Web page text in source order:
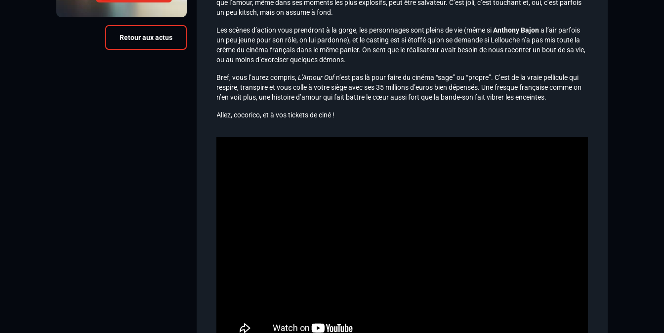
Retour aux actus
que l’amour, même dans ses moments les plus explosifs, peut être salvateur. C’est joli, c’est touchant et, oui, c’est parfois
un peu kitsch, mais on assume à fond.
Les scènes d’action vous prendront à la gorge, les personnages sont pleins de vie (même siAnthony Bajona l’air parfois
un peu jeune pour son rôle, on lui pardonne), et le casting est si étoffé qu’on se demande si Lellouche n’a pas mis toute la
crème du cinéma français dans le même panier. On sent que le réalisateur avait besoin de nous raconter un bout de sa vie,
ou au moins d’exorciser quelques démons.
Bref, vous l’aurez compris,L’Amour Oufn’est pas là pour faire du cinéma “sage” ou “propre”. C’est de la vraie pellicule qui
respire, transpire et vous colle à votre siège avec ses 35 millions d’euros bien dépensés. Une fresque française comme on
n’en voit plus, une histoire d’amour qui fait battre le cœur aussi fort que la bande-son fait vibrer les enceintes.
Allez, cocorico, et à vos tickets de ciné !